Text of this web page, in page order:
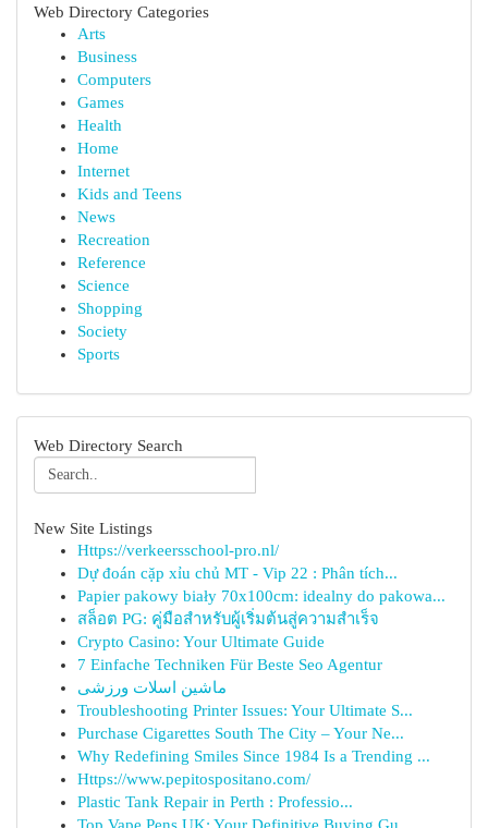
Web Directory Categories
Arts
Business
Computers
Games
Health
Home
Internet
Kids and Teens
News
Recreation
Reference
Science
Shopping
Society
Sports
Web Directory Search
New Site Listings
Https://verkeersschool-pro.nl/
Dự đoán cặp xỉu chủ MT - Vip 22 : Phân tích...
Papier pakowy biały 70x100cm: idealny do pakowa...
สล็อต PG: คู่มือสำหรับผู้เริ่มต้นสู่ความสำเร็จ
Crypto Casino: Your Ultimate Guide
7 Einfache Techniken Für Beste Seo Agentur
ماشین اسلات ورزشی
Troubleshooting Printer Issues: Your Ultimate S...
Purchase Cigarettes South The City – Your Ne...
Why Redefining Smiles Since 1984 Is a Trending ...
Https://www.pepitospositano.com/
Plastic Tank Repair in Perth : Professio...